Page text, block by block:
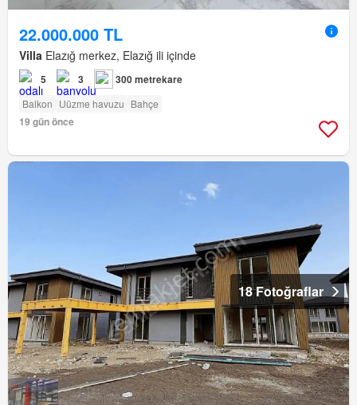
22.000.000 TL
Villa Elazığ merkez, Elazığ ili içinde
5 3 300 metrekare
Balkon Uüzme havuzu Bahçe
19 gün önce
18 Fotoğraflar